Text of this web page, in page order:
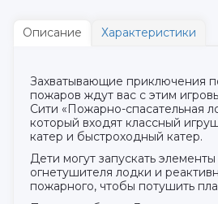
Описание Характеристики
Захватывающие приключения
пожаров ждут вас с этим
Сити «Пожарно-спасательная
который входят классный
катер и быстроходный катер.
Дети могут запускать
огнетушителя лодки и
пожарного, чтобы потушить